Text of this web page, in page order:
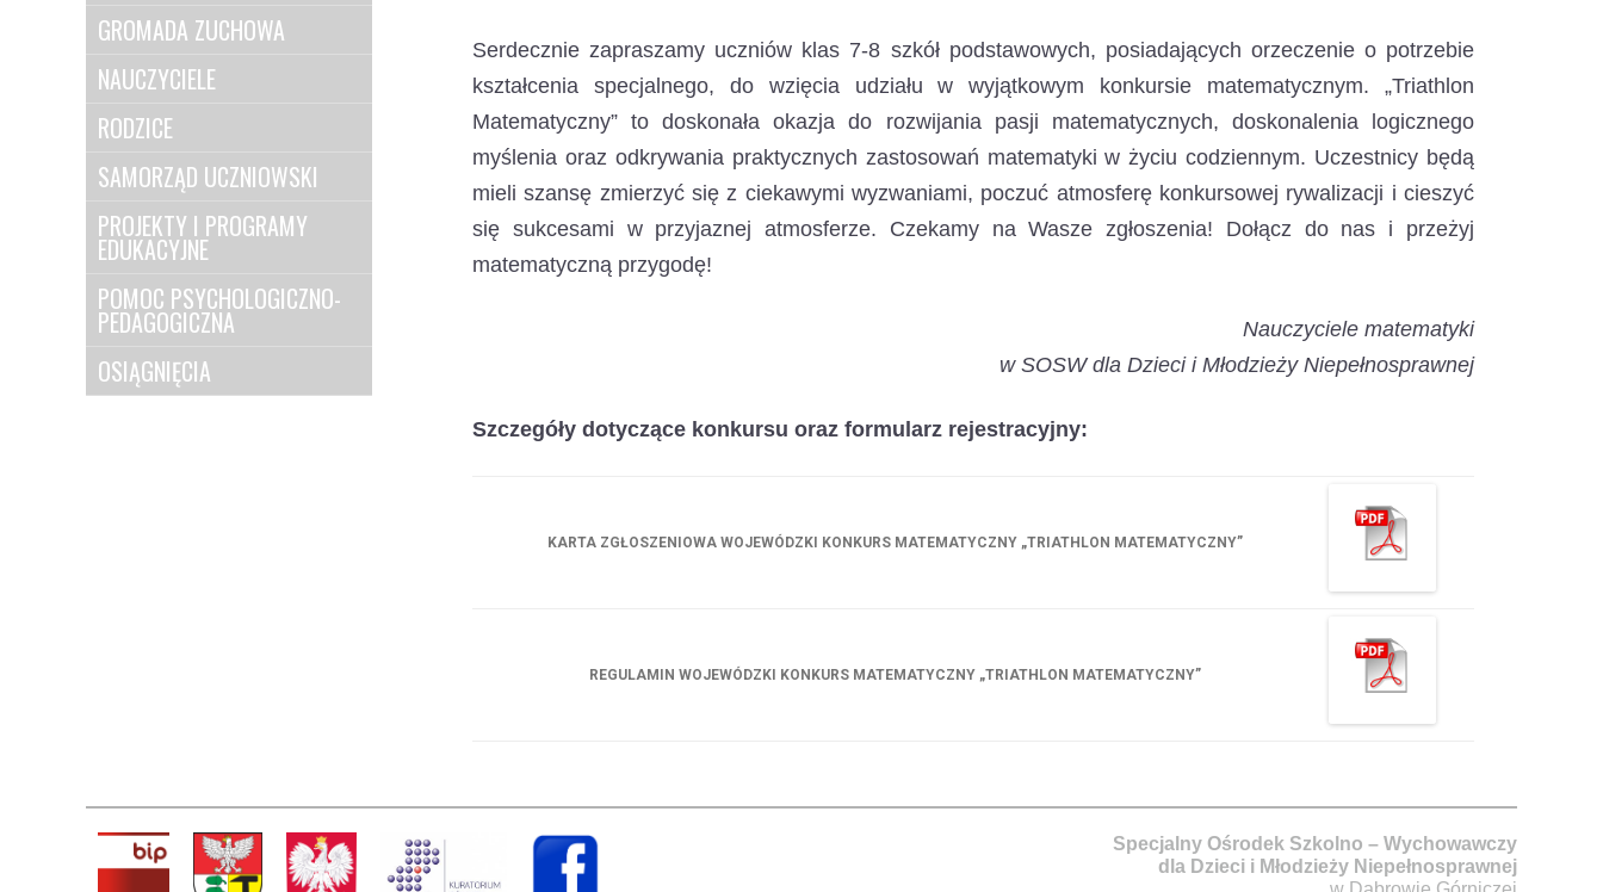
GROMADA ZUCHOWA
NAUCZYCIELE
RODZICE
SAMORZĄD UCZNIOWSKI
PROJEKTY I PROGRAMY
EDUKACYJNE
POMOC PSYCHOLOGICZNO-
PEDAGOGICZNA
OSIĄGNIĘCIA
Serdecznie zapraszamy uczniów klas 7-8 szkół podstawowych, posiadających orzeczenie o potrzebie
kształcenia specjalnego, do wzięcia udziału w wyjątkowym konkursie matematycznym. „Triathlon
Matematyczny” to doskonała okazja do rozwijania pasji matematycznych, doskonalenia logicznego
myślenia oraz odkrywania praktycznych zastosowań matematyki w życiu codziennym. Uczestnicy będą
mieli szansę zmierzyć się z ciekawymi wyzwaniami, poczuć atmosferę konkursowej rywalizacji i cieszyć
się sukcesami w przyjaznej atmosferze. Czekamy na Wasze zgłoszenia! Dołącz do nas i przeżyj
matematyczną przygodę!
Nauczyciele matematyki
w SOSW dla Dzieci i Młodzieży Niepełnosprawnej
Szczegóły dotyczące konkursu oraz formularz rejestracyjny:
KARTA ZGŁOSZENIOWA WOJEWÓDZKI KONKURS MATEMATYCZNY „TRIATHLON MATEMATYCZNY”
REGULAMIN WOJEWÓDZKI KONKURS MATEMATYCZNY „TRIATHLON MATEMATYCZNY”
Specjalny Ośrodek Szkolno – Wychowawczy
dla Dzieci i Młodzieży Niepełnosprawnej